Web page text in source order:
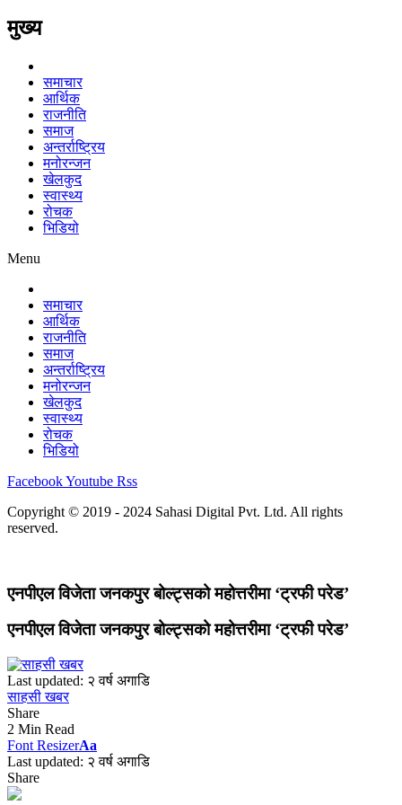
मुख्य
समाचार
आर्थिक
राजनीति
समाज
अन्तर्राष्ट्रिय
मनोरन्जन
खेलकुद
स्वास्थ्य
रोचक
भिडियो
Menu
समाचार
आर्थिक
राजनीति
समाज
अन्तर्राष्ट्रिय
मनोरन्जन
खेलकुद
स्वास्थ्य
रोचक
भिडियो
FacebookYoutube Rss
Copyright © 2019 - 2024 Sahasi Digital Pvt. Ltd. All rights
reserved.
एनपीएल विजेता जनकपुर बोल्ट्सको महोत्तरीमा ‘ट्रफी परेड’
एनपीएल विजेता जनकपुर बोल्ट्सको महोत्तरीमा ‘ट्रफी परेड’
Last updated: २ वर्ष अगाडि
साहसी खबर
Share
2 Min Read
Font ResizerAa
Last updated: २ वर्ष अगाडि
Share